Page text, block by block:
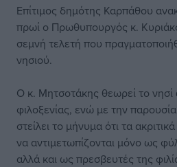
Επίτιμος δημότης Καρπάθου
πρωί ο Πρωθυπουργός κ.
σεμνή τελετή που
νησιού.
Ο κ. Μητσοτάκης θεωρεί το
φιλοξενίας, ενώ με την
στείλει το μήνυμα ότι τα
να αντιμετωπίζονται μόνο ως
αλλά και ως πρεσβευτές της